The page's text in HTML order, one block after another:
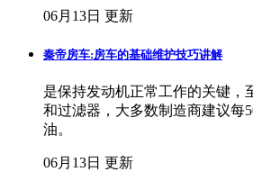
06月13日 更新
秦帝房车:房车的基础维护技巧讲解
是保持发动机正常工作的关键，
和过滤器，大多数制造商建议每
油。
06月13日 更新